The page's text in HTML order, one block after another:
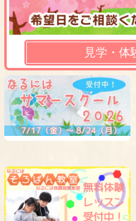
見学・体